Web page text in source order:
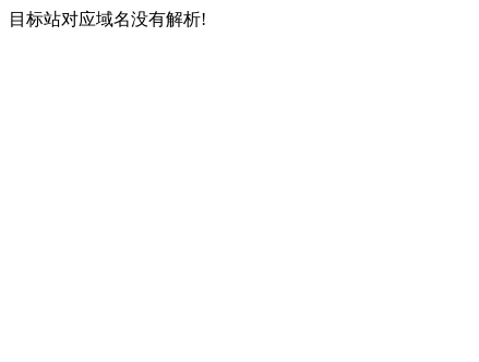
目标站对应域名没有解析!